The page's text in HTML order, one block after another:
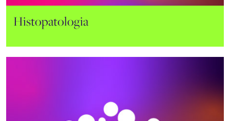
Flow Cytometry
Histopatologia